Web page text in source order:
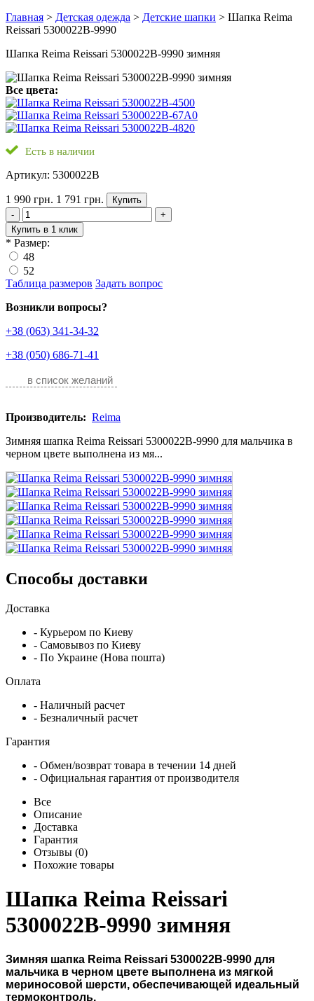
Главная > Детская одежда > Детские шапки > Шапка Reima
Reissari 5300022B-9990
Шапка Reima Reissari 5300022B-9990 зимняя
Все цвета:
Есть в наличии
Артикул: 5300022B
1 990 грн. 1 791 грн.
Купить
-
+
Купить в 1 клик
* Размер:
48
52
Таблица размеров Задать вопрос
Возникли вопросы?
+38 (063) 341-34-32
+38 (050) 686-71-41
в список желаний
Производитель: Reima
Зимняя шапка Reima Reissari 5300022B-9990 для мальчика в
черном цвете выполнена из мя...
Способы доставки
Доставка
- Курьером по Киеву
- Самовывоз по Киеву
- По Украине (Нова пошта)
Оплата
- Наличный расчет
- Безналичный расчет
Гарантия
- Обмен/возврат товара в течении 14 дней
- Официальная гарантия от производителя
Все
Описание
Доставка
Гарантия
Отзывы (0)
Похожие товары
Шапка Reima Reissari
5300022B-9990 зимняя
Зимняя шапка Reima Reissari 5300022B-9990 для
мальчика в черном цвете выполнена из мягкой
мериносовой шерсти, обеспечивающей идеальный
термоконтроль.